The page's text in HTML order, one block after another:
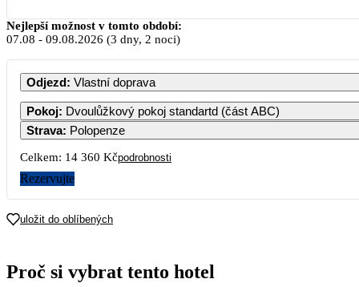
Srpen 2026
PO ÚT ST ČT PÁ
3 4 5 6 7
7 180 7 180 7 180 7 180 7 180
24
Nejlepší možnost v tomto období:
07.08 - 09.08.2026 (3 dny, 2 noci)
Odjezd: Vlastní doprava
Pokoj: Dvoulůžkový pokoj standartd (část ABC)
Strava: Polopenze
Celkem: 14 360 Kčpodrobnosti
Rezervujte
uložit do oblíbených
Proč si vybrat tento hotel